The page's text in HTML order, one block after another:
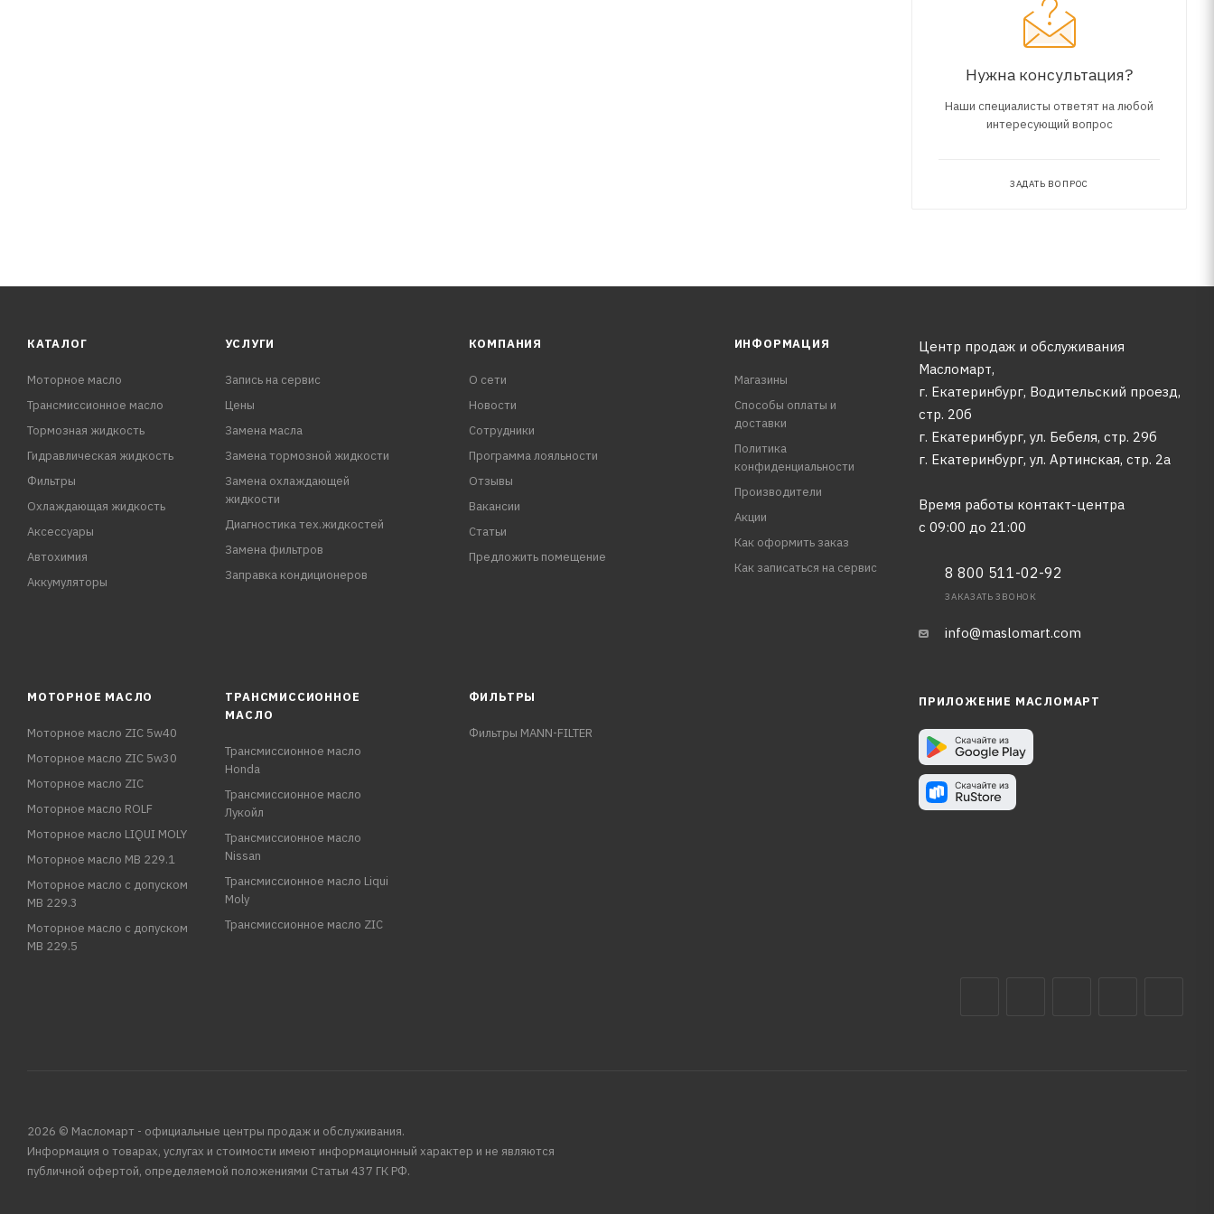
Нужна консультация?
Наши специалисты ответят на любой
интересующий вопрос
ЗАДАТЬ ВОПРОС
КАТАЛОГ
Моторное масло
Трансмиссионное масло
Тормозная жидкость
Гидравлическая жидкость
Фильтры
Охлаждающая жидкость
Аксессуары
Автохимия
Аккумуляторы
УСЛУГИ
Запись на сервис
Цены
Замена масла
Замена тормозной жидкости
Замена охлаждающей
жидкости
Диагностика тех.жидкостей
Замена фильтров
Заправка кондиционеров
КОМПАНИЯ
О сети
Новости
Сотрудники
Программа лояльности
Отзывы
Вакансии
Статьи
Предложить помещение
ИНФОРМАЦИЯ
Магазины
Способы оплаты и
доставки
Политика
конфиденциальности
Производители
Акции
Как оформить заказ
Как записаться на сервис
Центр продаж и обслуживания
Масломарт,
г. Екатеринбург, Водительский проезд,
стр. 20б
г. Екатеринбург, ул. Бебеля, стр. 29б
г. Екатеринбург, ул. Артинская, стр. 2а
Время работы контакт-центра
с 09:00 до 21:00
8 800 511-02-92
ЗАКАЗАТЬ ЗВОНОК
info@maslomart.com
МОТОРНОЕ МАСЛО
Моторное масло ZIC 5w40
Моторное масло ZIC 5w30
Моторное масло ZIC
Моторное масло ROLF
Моторное масло LIQUI MOLY
Моторное масло MB 229.1
Моторное масло с допуском
MB 229.3
Моторное масло с допуском
MB 229.5
ТРАНСМИССИОННОЕ
МАСЛО
Трансмиссионное масло
Honda
Трансмиссионное масло
Лукойл
Трансмиссионное масло
Nissan
Трансмиссионное масло Liqui
Moly
Трансмиссионное масло ZIC
ФИЛЬТРЫ
Фильтры MANN-FILTER
ПРИЛОЖЕНИЕ МАСЛОМАРТ
2026 © Масломарт - официальные центры продаж и обслуживания.
Информация о товарах, услугах и стоимости имеют информационный характер и не являются
публичной офертой, определяемой положениями Статьи 437 ГК РФ.